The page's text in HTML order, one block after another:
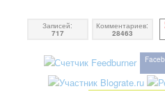
Записей:
717
Комментариев:
28463